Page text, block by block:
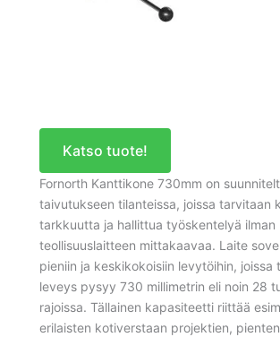
Katso tuote!
Fornorth Kanttikone 730mm on
taivutukseen tilanteissa, joissa tarvitaan
tarkkuutta ja hallittua työskentelyä ilman
teollisuuslaitteen mittakaavaa. Laite
pieniin ja keskikokoisiin levytöihin, joissa
leveys pysyy 730 millimetrin eli noin 28
rajoissa. Tällainen kapasiteetti riittää
erilaisten kotiverstaan projektien,